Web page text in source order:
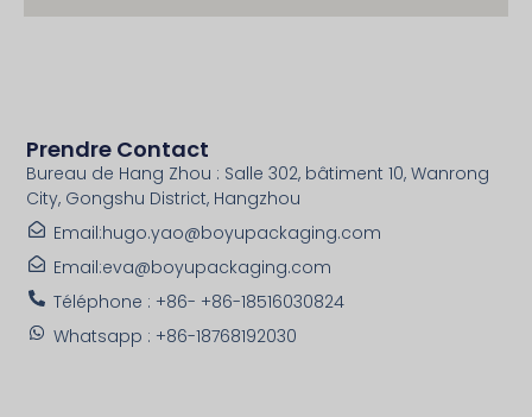
Prendre Contact
Bureau de Hang Zhou : Salle 302, bâtiment 10, Wanrong
City, Gongshu District, Hangzhou
Email:hugo.yao@boyupackaging.com
Email:eva@boyupackaging.com
Téléphone : +86- +86-18516030824
Whatsapp : +86-18768192030